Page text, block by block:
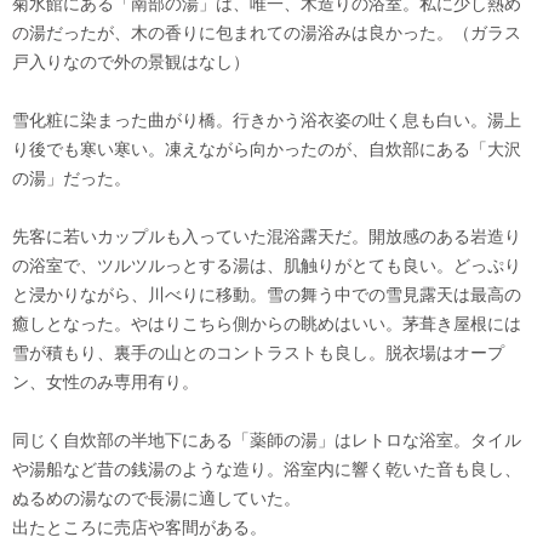
の湯だったが、木の香りに包まれての湯浴みは良かった。（ガラス
戸入りなので外の景観はなし）
雪化粧に染まった曲がり橋。行きかう浴衣姿の吐く息も白い。湯上
り後でも寒い寒い。凍えながら向かったのが、自炊部にある「大沢
の湯」だった。
先客に若いカップルも入っていた混浴露天だ。開放感のある岩造り
の浴室で、ツルツルっとする湯は、肌触りがとても良い。どっぷり
と浸かりながら、川べりに移動。雪の舞う中での雪見露天は最高の
癒しとなった。やはりこちら側からの眺めはいい。茅葺き屋根には
雪が積もり、裏手の山とのコントラストも良し。脱衣場はオープ
ン、女性のみ専用有り。
同じく自炊部の半地下にある「薬師の湯」はレトロな浴室。タイル
や湯船など昔の銭湯のような造り。浴室内に響く乾いた音も良し、
ぬるめの湯なので長湯に適していた。
出たところに売店や客間がある。